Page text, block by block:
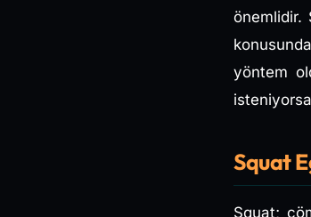
önemlidir.
yöntem
Squat
Squat;